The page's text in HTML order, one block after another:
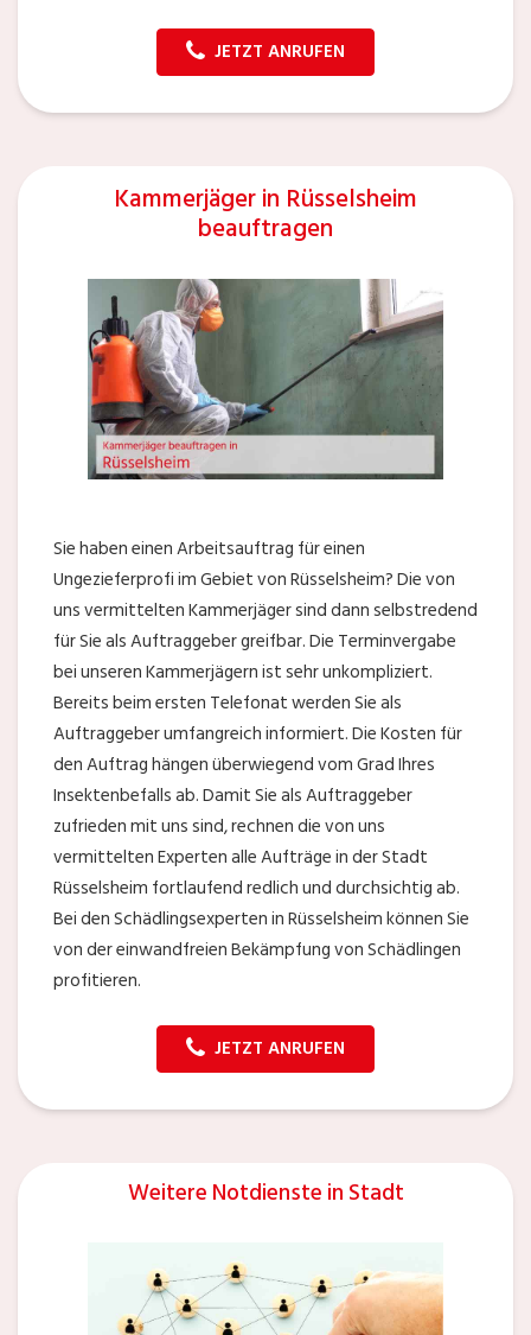
JETZT ANRUFEN
Kammerjäger in Rüsselsheim
beauftragen
Sie haben einen Arbeitsauftrag für einen
Ungezieferprofi im Gebiet von Rüsselsheim? Die von
uns vermittelten Kammerjäger sind dann selbstredend
für Sie als Auftraggeber greifbar. Die Terminvergabe
bei unseren Kammerjägern ist sehr unkompliziert.
Bereits beim ersten Telefonat werden Sie als
Auftraggeber umfangreich informiert. Die Kosten für
den Auftrag hängen überwiegend vom Grad Ihres
Insektenbefalls ab. Damit Sie als Auftraggeber
zufrieden mit uns sind, rechnen die von uns
vermittelten Experten alle Aufträge in der Stadt
Rüsselsheim fortlaufend redlich und durchsichtig ab.
Bei den Schädlingsexperten in Rüsselsheim können Sie
von der einwandfreien Bekämpfung von Schädlingen
profitieren.
JETZT ANRUFEN
Weitere Notdienste in Stadt